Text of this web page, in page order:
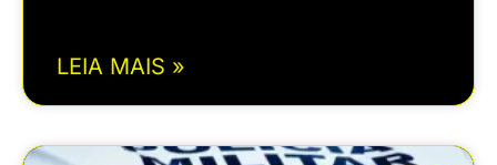
LEIA MAIS »